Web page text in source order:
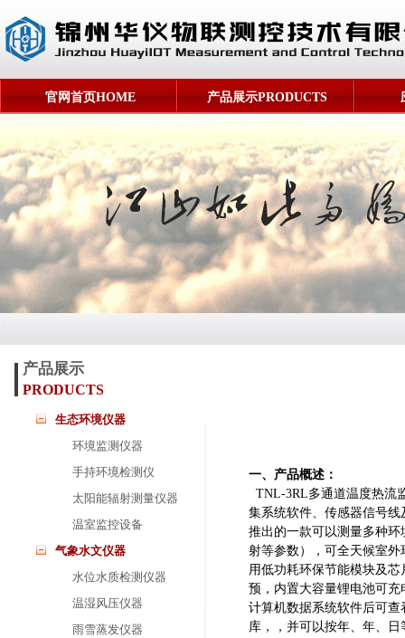
官网首页HOME 产品展示PRODUCTS
产品展示
PRODUCTS
生态环境仪器
环境监测仪器
手持环境检测仪
太阳能辐射测量仪器
温室监控设备
气象水文仪器
水位水质检测仪器
温湿风压仪器
雨雪蒸发仪器
一、产品概述：
TNL-3RL多通道温度热流
集系统软件、传感器信号
推出的一款可以测量多种
射等参数），可全天候室
用低功耗环保节能模块及
预，内置大容量锂电池可
计算机数据系统软件后可
库，，并可以按年、年、